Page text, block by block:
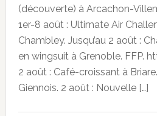
(découverte) à Arcachon-
1er-8 août : Ultimate Air
Chambley. Jusqu’au 2 août :
en wingsuit à Grenoble. FFP.
2 août : Café-croissant à
Giennois. 2 août : Nouvelle […]